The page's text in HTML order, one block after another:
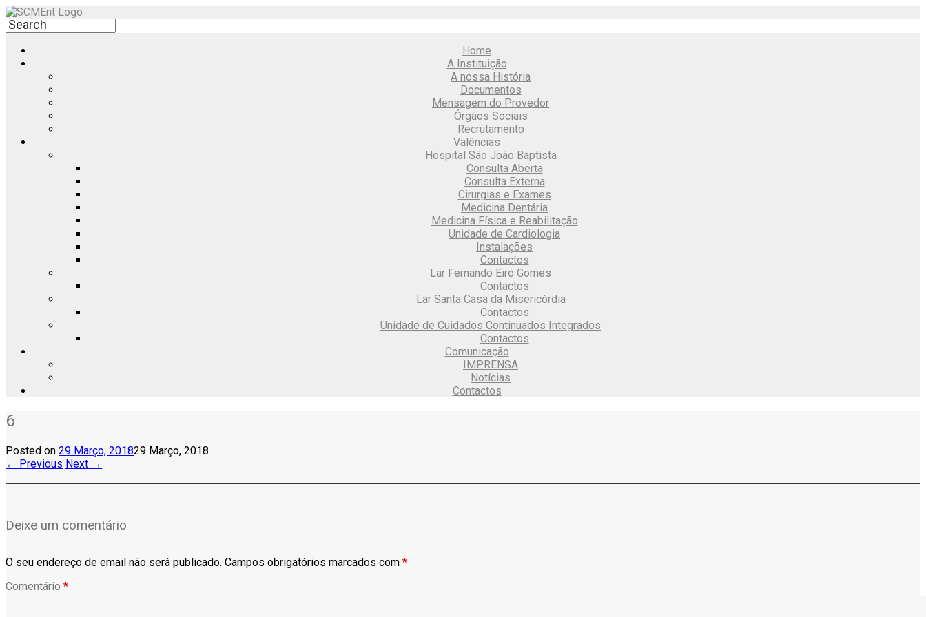
Home
A Instituição
A nossa História
Documentos
Mensagem do Provedor
Órgãos Sociais
Recrutamento
Valências
Hospital São João Baptista
Consulta Aberta
Consulta Externa
Cirurgias e Exames
Medicina Dentária
Medicina Física e Reabilitação
Unidade de Cardiologia
Instalações
Contactos
Lar Fernando Eiró Gomes
Contactos
Lar Santa Casa da Misericórdia
Contactos
Unidade de Cuidados Continuados Integrados
Contactos
Comunicação
IMPRENSA
Notícias
Contactos
6
Posted on 29 Março, 201829 Março, 2018
← Previous Next →
Deixe um comentário
O seu endereço de email não será publicado. Campos obrigatórios marcados com *
Comentário *